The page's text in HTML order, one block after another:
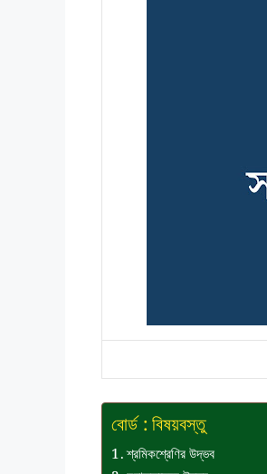
বোর্ড : বিষয়বস্তু
শ্রমিকশ্রেণির উদ্ভব